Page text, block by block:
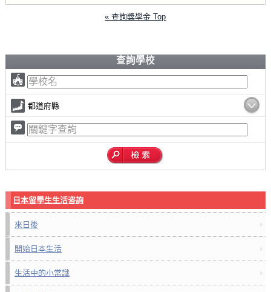
« 查詢獎學金 Top
查詢學校
都道府縣
日本留學生生活咨詢
來日後
開始日本生活
生活中的小常識